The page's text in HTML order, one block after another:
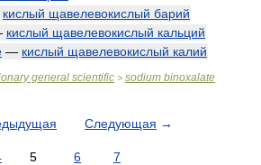
кислый щавелевокислый барий
кислый щавелевокислый кальций
— кислый щавелевокислый калий
general scientific > sodium binoxalate
Следующая →
5 6 7